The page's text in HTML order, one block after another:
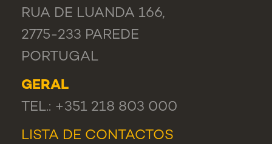
RUA DE LUANDA 166,
2775-233 PAREDE
PORTUGAL
GERAL
TEL.: +351 218 803 000
LISTA DE CONTACTOS